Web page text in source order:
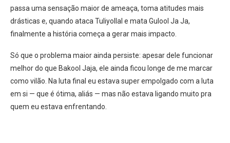
passa uma sensação maior de ameaça, toma atitudes mais
drásticas e, quando ataca Tuliyollal e mata Gulool Ja Ja,
finalmente a história começa a gerar mais impacto.
Só que o problema maior ainda persiste: apesar dele funcionar
melhor do que Bakool Jaja, ele ainda ficou longe de me marcar
como vilão. Na luta final eu estava super empolgado com a luta
em si — que é ótima, aliás — mas não estava ligando muito pra
quem eu estava enfrentando.